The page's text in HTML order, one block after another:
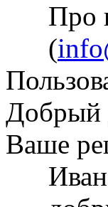
Про
(
Добрый
Ваше